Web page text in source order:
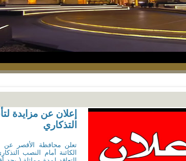
إعلان عن مزايدة
التذكاري
تعلن محافظة الأقصر عن
الكائنة أمام النصب